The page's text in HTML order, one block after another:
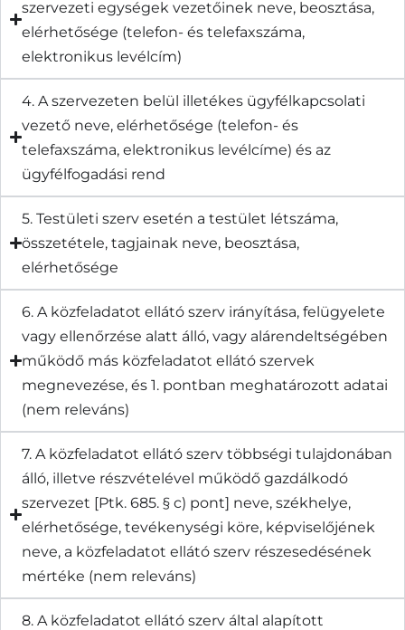
szervezeti egységek vezetőinek neve, beosztása,
elérhetősége (telefon- és telefaxszáma,
elektronikus levélcím)
4. A szervezeten belül illetékes ügyfélkapcsolati
vezető neve, elérhetősége (telefon- és
telefaxszáma, elektronikus levélcíme) és az
ügyfélfogadási rend
5. Testületi szerv esetén a testület létszáma,
összetétele, tagjainak neve, beosztása,
elérhetősége
6. A közfeladatot ellátó szerv irányítása, felügyelete
vagy ellenőrzése alatt álló, vagy alárendeltségében
működő más közfeladatot ellátó szervek
megnevezése, és 1. pontban meghatározott adatai
(nem releváns)
7. A közfeladatot ellátó szerv többségi tulajdonában
álló, illetve részvételével működő gazdálkodó
szervezet [Ptk. 685. § c) pont] neve, székhelye,
elérhetősége, tevékenységi köre, képviselőjének
neve, a közfeladatot ellátó szerv részesedésének
mértéke (nem releváns)
8. A közfeladatot ellátó szerv által alapított